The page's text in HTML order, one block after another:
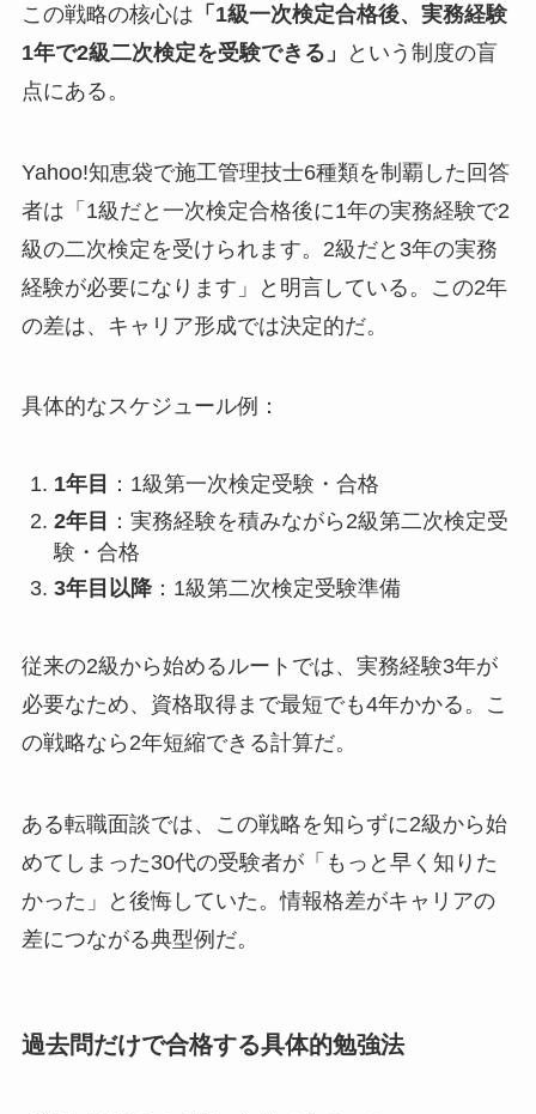
この戦略の核心は 「1級一次検定合格後、実務経験
1年で2級二次検定を受験できる」
という制度の盲
点にある。
Yahoo!知恵袋で施工管理技士6種類を制覇した回答
者は「1級だと一次検定合格後に1年の実務経験で2
級の二次検定を受けられます。2級だと3年の実務
経験が必要になります」と明言している。この2年
の差は、キャリア形成では決定的だ。
具体的なスケジュール例：
1年目
：1級第一次検定受験・合格
2年目
：実務経験を積みながら2級第二次検定受
験・合格
3年目以降：1級第二次検定受験準備
従来の2級から始めるルートでは、実務経験3年が
必要なため、資格取得まで最短でも4年かかる。こ
の戦略なら2年短縮できる計算だ。
ある転職面談では、この戦略を知らずに2級から始
めてしまった30代の受験者が「もっと早く知りた
かった」と後悔していた。情報格差がキャリアの
差につながる典型例だ。
過去問だけで合格する具体的勉強法